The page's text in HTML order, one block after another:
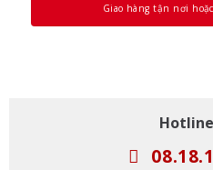
Giao hàng tận nơi